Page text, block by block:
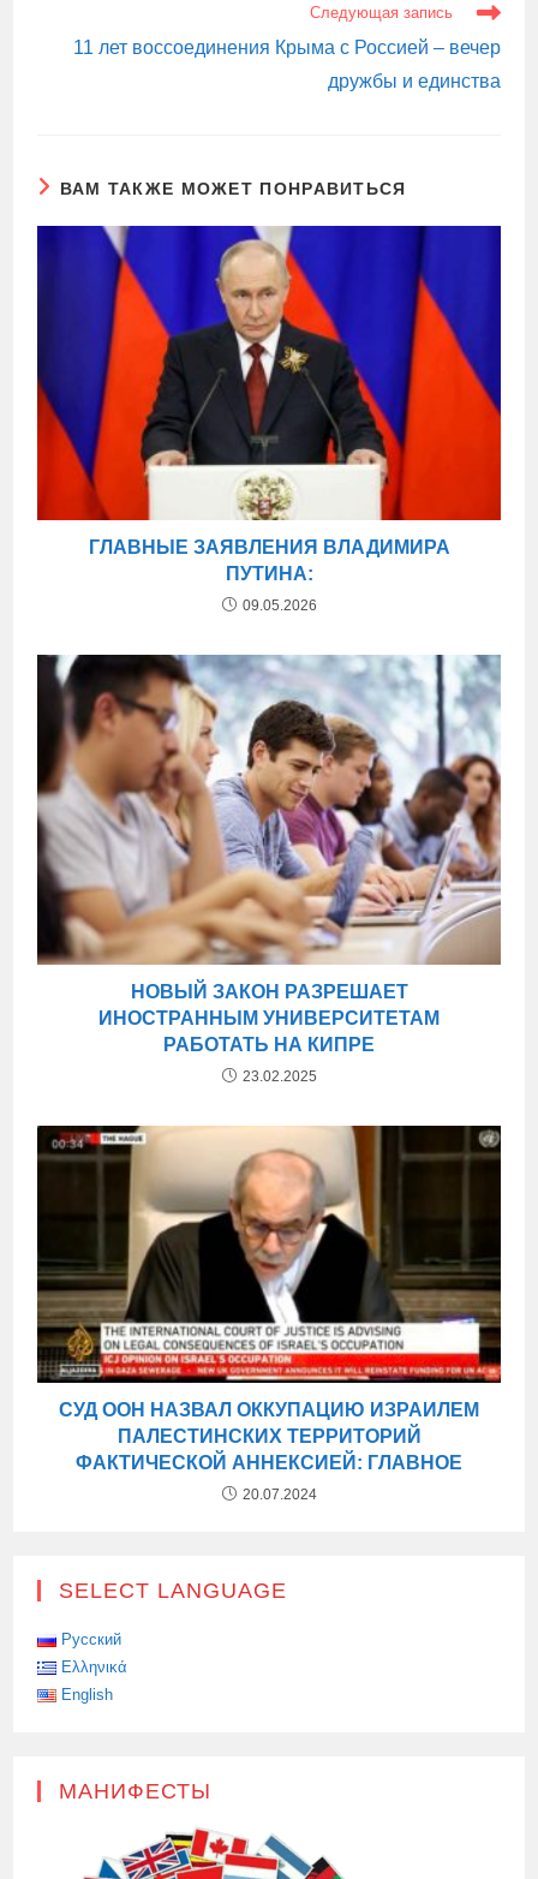
Следующая запись
11 лет воссоединения Крыма с Россией – вечер
дружбы и единства
ВАМ ТАКЖЕ МОЖЕТ ПОНРАВИТЬСЯ
ГЛАВНЫЕ ЗАЯВЛЕНИЯ ВЛАДИМИРА
ПУТИНА:
09.05.2026
НОВЫЙ ЗАКОН РАЗРЕШАЕТ
ИНОСТРАННЫМ УНИВЕРСИТЕТАМ
РАБОТАТЬ НА КИПРЕ
23.02.2025
СУД ООН НАЗВАЛ ОККУПАЦИЮ ИЗРАИЛЕМ
ПАЛЕСТИНСКИХ ТЕРРИТОРИЙ
ФАКТИЧЕСКОЙ АННЕКСИЕЙ: ГЛАВНОЕ
20.07.2024
SELECT LANGUAGE
Русский
Ελληνικά
English
МАНИФЕСТЫ